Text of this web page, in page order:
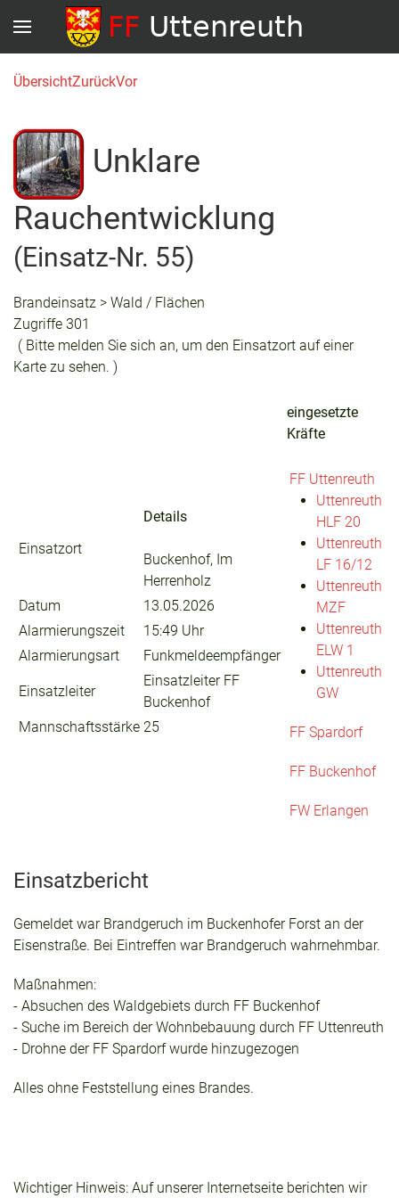
ÜbersichtZurückVor
Unklare
Rauchentwicklung
(Einsatz-Nr. 55)
Brandeinsatz > Wald / Flächen
Zugriffe 301
( Bitte melden Sie sich an, um den Einsatzort auf einer
Karte zu sehen. )
Einsatzort
Details
Buckenhof, Im
Herrenholz
Datum
13.05.2026
Alarmierungszeit
15:49 Uhr
Alarmierungsart
Funkmeldeempfänger
Einsatzleiter
Einsatzleiter FF
Buckenhof
Mannschaftsstärke 25
eingesetzte
Kräfte
FF Uttenreuth
Uttenreuth
HLF 20
Uttenreuth
LF 16/12
Uttenreuth
MZF
Uttenreuth
ELW 1
Uttenreuth
GW
FF Spardorf
FF Buckenhof
FW Erlangen
Einsatzbericht
Gemeldet war Brandgeruch im Buckenhofer Forst an der
Eisenstraße. Bei Eintreffen war Brandgeruch wahrnehmbar.
Maßnahmen:
- Absuchen des Waldgebiets durch FF Buckenhof
- Suche im Bereich der Wohnbebauung durch FF Uttenreuth
- Drohne der FF Spardorf wurde hinzugezogen
Alles ohne Feststellung eines Brandes.
Wichtiger Hinweis: Auf unserer Internetseite berichten wir